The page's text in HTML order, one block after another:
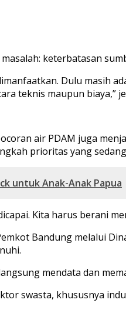
keterbatasan
Dulu masih
teknis maupun biaya,”
air PDAM juga
prioritas yang
untuk Anak-Anak Papua
Kita harus berani
Bandung melalui
mendata dan
swasta, khususnya